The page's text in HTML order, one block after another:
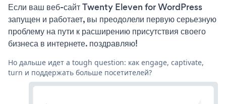
Если ваш веб-сайт Twenty Eleven for WordPress
запущен и работает, вы преодолели первую серьезную
проблему на пути к расширению присутствия своего
бизнеса в интернете. поздравляю!
Но дальше идет a tough question: как engage, captivate,
turn и поддержать больше посетителей?